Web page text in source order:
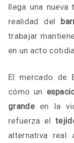
llega una
realidad del
trabajar
en un acto
El mercado de
cómo un
grandeen la
refuerza el
alternativa real